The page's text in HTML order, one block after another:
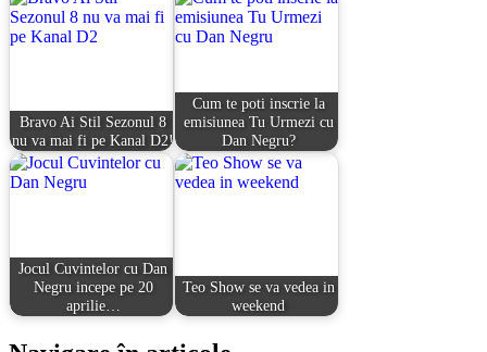
Bravo Ai Stil Sezonul 8
nu va mai fi pe Kanal D2!
Cum te poti inscrie la
emisiunea Tu Urmezi cu
Dan Negru?
Jocul Cuvintelor cu Dan
Negru incepe pe 20
aprilie…
Teo Show se va vedea in
weekend